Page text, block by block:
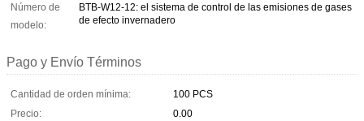
Número de
modelo:
BTB-W12-12: el sistema de control de las emisiones de gases
de efecto invernadero
Pago y Envío Términos
Cantidad de orden mínima:
100 PCS
Precio:
0.00